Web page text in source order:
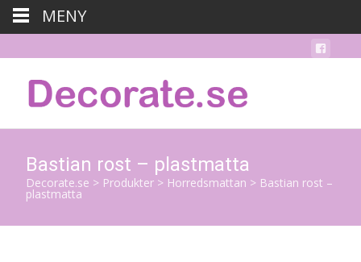
Bastian rost – plastmatta
Decorate.se > Produkter > Horredsmattan > Bastian rost –
plastmatta
MENY